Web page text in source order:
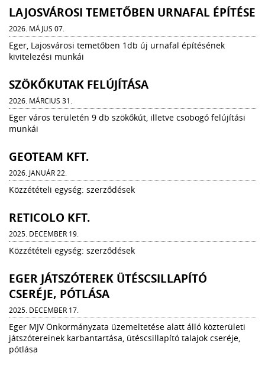
LAJOSVÁROSI TEMETŐBEN URNAFAL ÉPÍTÉSE
2026. MÁJUS 07.
Eger, Lajosvárosi temetőben 1db új urnafal építésének
kivitelezési munkái
SZÖKŐKUTAK FELÚJÍTÁSA
2026. MÁRCIUS 31.
Eger város területén 9 db szökőkút, illetve csobogó felújítási
munkái
GEOTEAM KFT.
2026. JANUÁR 22.
Közzétételi egység: szerződések
RETICOLO KFT.
2025. DECEMBER 19.
Közzétételi egység: szerződések
EGER JÁTSZÓTEREK ÜTÉSCSILLAPÍTÓ
CSERÉJE, PÓTLÁSA
2025. DECEMBER 17.
Eger MJV Önkormányzata üzemeltetése alatt álló közterületi
játszótereinek karbantartása, ütéscsillapító talajok cseréje,
pótlása